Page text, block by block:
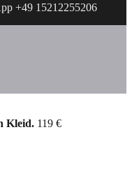
+49 15212255206
Kleid. 119 €